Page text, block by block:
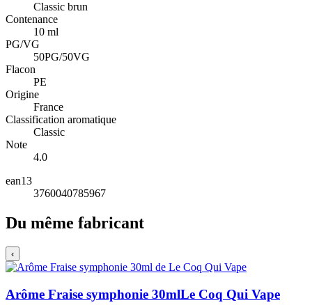
Classic brun
Contenance
10 ml
PG/VG
50PG/50VG
Flacon
PE
Origine
France
Classification aromatique
Classic
Note
4.0
ean13
3760040785967
Du même fabricant
‹
Arôme Fraise symphonie 30mlLe Coq Qui Vape